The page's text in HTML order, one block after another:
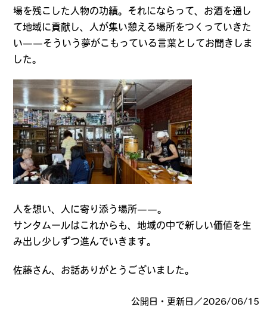
場を残こした人物の功績。それにならって、お酒を通し
て地域に貢献し、人が集い憩える場所をつくっていきた
い——そういう夢がこもっている言葉としてお聞きしま
した。
人を想い、人に寄り添う場所——。
サンタムールはこれからも、地域の中で新しい価値を生
み出し少しずつ進んでいきます。
佐藤さん、お話ありがとうございました。
公開日・更新日／2026/06/15